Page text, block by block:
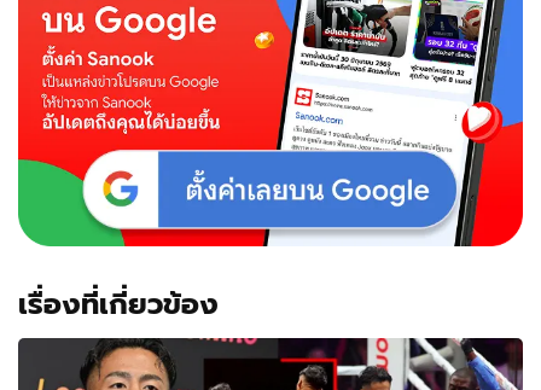
เสีย
แชมป์
โลก
ครั้ง
ใน
ชีวิต
เรื่องที่เกี่ยวข้อง